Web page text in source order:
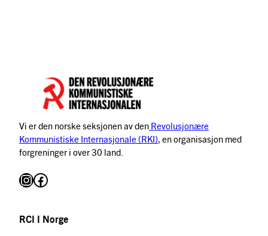
Vi er den norske seksjonen av den Revolusjonære
Kommunistiske Internasjonale (RKI), en organisasjon med
forgreninger i over 30 land.
InstagramFacebook
RCI I Norge